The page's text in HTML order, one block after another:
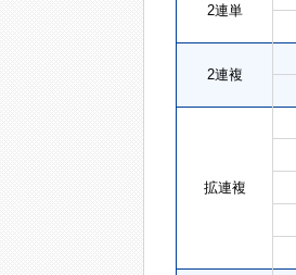
2連単
2連複
拡連複